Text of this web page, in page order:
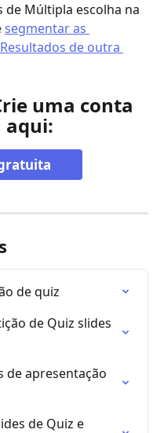
de Múltipla escolha na
segmentar as
de outra
uma conta
de quiz
de Quiz slides
de apresentação
de Quiz e